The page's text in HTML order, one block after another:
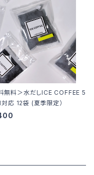
無料＞水だしICE COFFEE 5
応 12袋 (夏季限定）